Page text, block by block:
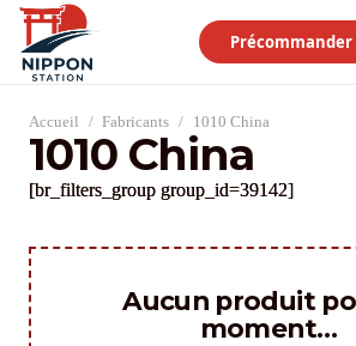
Précommander
Accueil / Fabricants / 1010 China
1010 China
[br_filters_group group_id=39142]
Aucun produit
moment…